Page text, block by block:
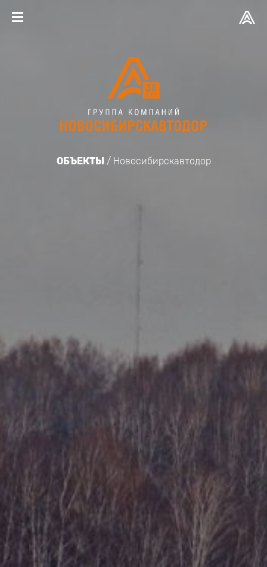
ОБЪЕКТЫ Новосибирскавтодор